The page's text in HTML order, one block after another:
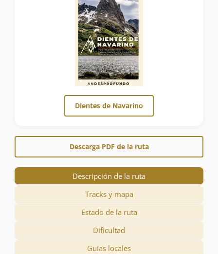
Dientes de Navarino
Descarga PDF de la ruta
Descripción de la ruta
Tracks y mapa
Estado de la ruta
Dificultad
Guías locales